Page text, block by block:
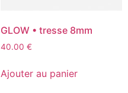
GLOW • tresse 8mm
40.00 €
Ajouter au panier